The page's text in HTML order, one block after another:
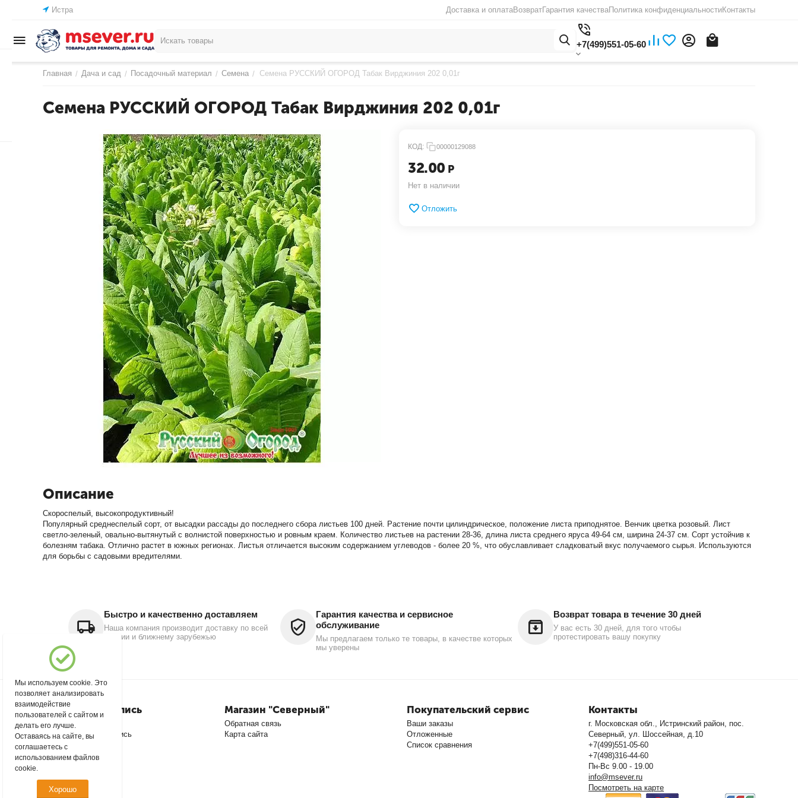
Истра Доставка и оплатаВозвратГарантия качестваПолитика конфиденциальностиКонтакты
+7(499)551-05-60
Главная / Дача и сад / Посадочный материал / Семена / Семена РУССКИЙ ОГОРОД Табак Вирджиния 202 0,01г
Семена РУССКИЙ ОГОРОД Табак Вирджиния 202 0,01г
КОД: 00000129088
32.00 Р
Нет в наличии
Отложить
Описание
Скороспелый, высокопродуктивный!
Популярный среднеспелый сорт, от высадки рассады до последнего сбора листьев 100 дней. Растение почти цилиндрическое, положение листа приподнятое. Венчик цветка розовый. Лист
светло-зеленый, овально-вытянутый с волнистой поверхностью и ровным краем. Количество листьев на растении 28-36, длина листа среднего яруса 49-64 см, ширина 24-37 см. Сорт устойчив к
болезням табака. Отлично растет в южных регионах. Листья отличается высоким содержанием углеводов - более 20 %, что обуславливает сладковатый вкус получаемого сырья. Используются
для борьбы с садовыми вредителями.
Быстро и качественно доставляем
Наша компания производит доставку по всей
России и ближнему зарубежью
Гарантия качества и сервисное
обслуживание
Мы предлагаем только те товары, в качестве которых
мы уверены
Возврат товара в течение 30 дней
У вас есть 30 дней, для того чтобы
протестировать вашу покупку
Моя учетная запись
Войти
Создать учетную запись
Магазин "Северный"
Обратная связь
Карта сайта
Покупательский сервис
Ваши заказы
Отложенные
Список сравнения
Контакты
г. Московская обл., Истринский район, пос.
Северный, ул. Шоссейная, д.10
+7(499)551-05-60
+7(498)316-44-60
Пн-Вс 9.00 - 19.00
info@msever.ru
Посмотреть на карте
Мы используем cookie. Это
позволяет анализировать
взаимодействие
пользователей с сайтом и
делать его лучше.
Оставаясь на сайте, вы
соглашаетесь с
использованием файлов
cookie.
Хорошо